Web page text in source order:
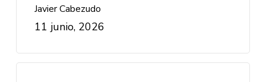
Javier Cabezudo
11 junio, 2026